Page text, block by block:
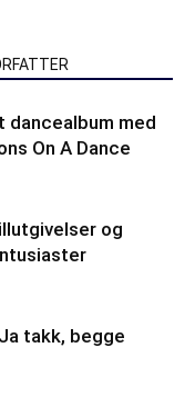
dancealbum med
On A Dance
og
takk, begge